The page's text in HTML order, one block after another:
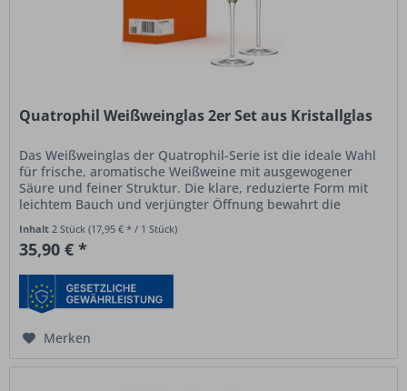
Quatrophil Weißweinglas 2er Set aus Kristallglas
Das Weißweinglas der Quatrophil-Serie ist die ideale Wahl
für frische, aromatische Weißweine mit ausgewogener
Säure und feiner Struktur. Die klare, reduzierte Form mit
leichtem Bauch und verjüngter Öffnung bewahrt die
Inhalt2 Stück(17,95 € * / 1 Stück)
35,90 € *
Merken